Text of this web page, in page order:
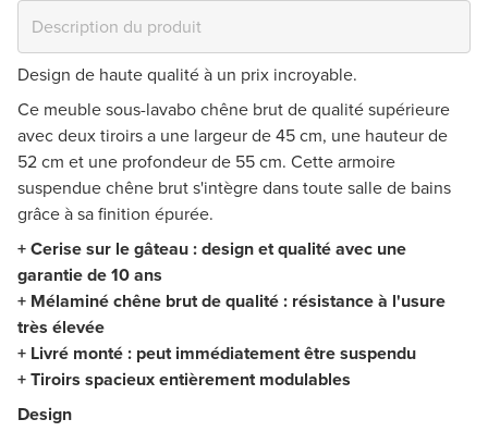
Design de haute qualité à un prix incroyable.
Ce meuble sous-lavabo chêne brut de qualité supérieure
avec deux tiroirs a une largeur de 45 cm, une hauteur de
52 cm et une profondeur de 55 cm. Cette armoire
suspendue chêne brut s'intègre dans toute salle de bains
grâce à sa finition épurée.
+ Cerise sur le gâteau : design et qualité avec une
garantie de 10 ans
+ Mélaminé chêne brut de qualité : résistance à l'usure
très élevée
+ Livré monté : peut immédiatement être suspendu
+ Tiroirs spacieux entièrement modulables
Design